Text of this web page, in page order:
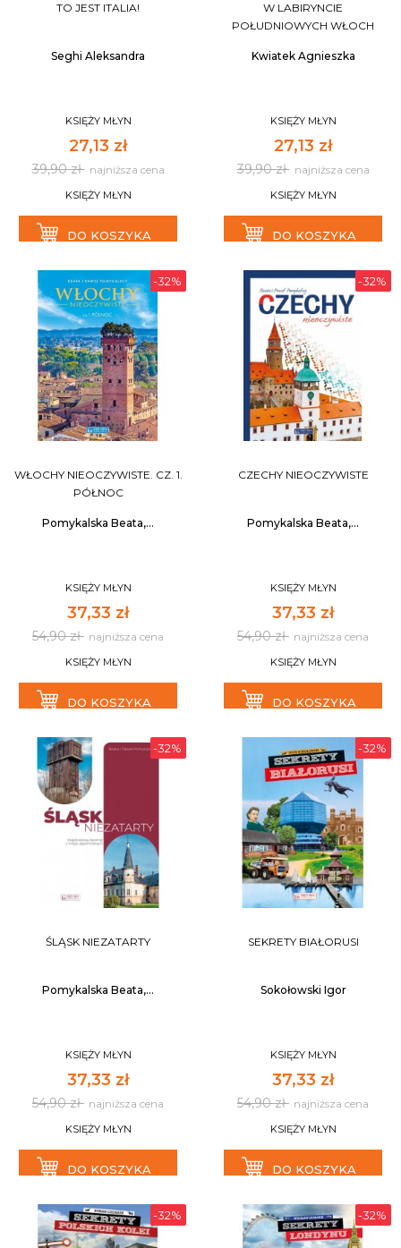
TO JEST ITALIA!
Seghi Aleksandra
KSIĘŻY MŁYN
27,13 zł
39,90 zł najniższa cena
KSIĘŻY MŁYN
DO KOSZYKA
W LABIRYNCIE
POŁUDNIOWYCH WŁOCH
Kwiatek Agnieszka
KSIĘŻY MŁYN
27,13 zł
39,90 zł najniższa cena
KSIĘŻY MŁYN
DO KOSZYKA
-32%
WŁOCHY NIEOCZYWISTE. CZ. 1.
PÓŁNOC
Pomykalska Beata,...
KSIĘŻY MŁYN
37,33 zł
54,90 zł najniższa cena
KSIĘŻY MŁYN
DO KOSZYKA
-32%
CZECHY NIEOCZYWISTE
Pomykalska Beata,...
KSIĘŻY MŁYN
37,33 zł
54,90 zł najniższa cena
KSIĘŻY MŁYN
DO KOSZYKA
-32%
ŚLĄSK NIEZATARTY
Pomykalska Beata,...
KSIĘŻY MŁYN
37,33 zł
54,90 zł najniższa cena
KSIĘŻY MŁYN
DO KOSZYKA
-32%
SEKRETY BIAŁORUSI
Sokołowski Igor
KSIĘŻY MŁYN
37,33 zł
54,90 zł najniższa cena
KSIĘŻY MŁYN
DO KOSZYKA
-32% -32%